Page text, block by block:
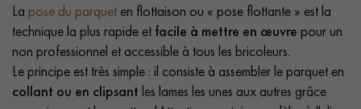
La pose du parquet en flottaison ou « pose flottante » est la
technique la plus rapide et facile à mettre en œuvre pour un
non professionnel et accessible à tous les bricoleurs.
Le principe est très simple : il consiste à assembler le parquet en
collant ou en clipsant les lames les unes aux autres grâce